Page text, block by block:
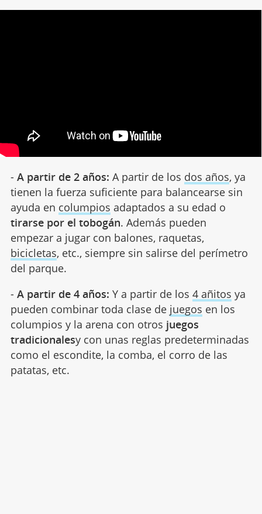
- A partir de 2 años: A partir de los dos años, ya
tienen la fuerza suficiente para balancearse sin
ayuda en columpios adaptados a su edad o
tirarse por el tobogán. Además pueden
empezar a jugar con balones, raquetas,
bicicletas, etc., siempre sin salirse del perímetro
del parque.
- A partir de 4 años: Y a partir de los 4 añitos ya
pueden combinar toda clase de juegos en los
columpios y la arena con otros juegos
tradicionalesy con unas reglas predeterminadas
como el escondite, la comba, el corro de las
patatas, etc.